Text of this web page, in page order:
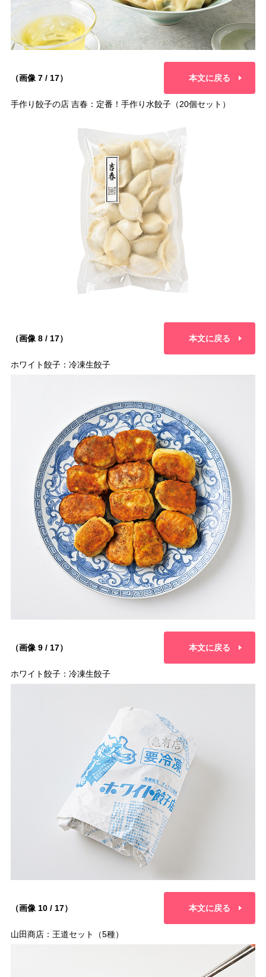
（画像 7 / 17） 本文に戻る
手作り餃子の店 吉春：定番！手作り水餃子（20個セット）
（画像 8 / 17） 本文に戻る
ホワイト餃子：冷凍生餃子
（画像 9 / 17） 本文に戻る
ホワイト餃子：冷凍生餃子
（画像 10 / 17） 本文に戻る
山田商店：王道セット（5種）